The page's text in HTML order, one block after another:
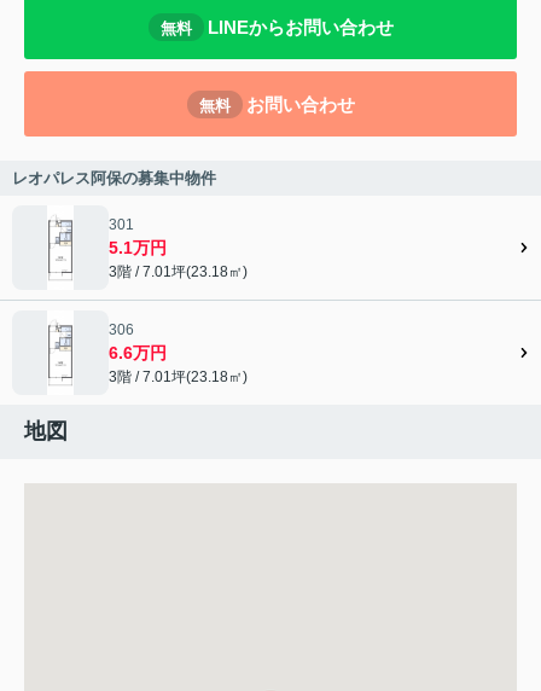
無料 LINEからお問い合わせ
無料 お問い合わせ
レオパレス阿保の募集中物件
301
5.1万円
3階 / 7.01坪(23.18㎡)
306
6.6万円
3階 / 7.01坪(23.18㎡)
地図